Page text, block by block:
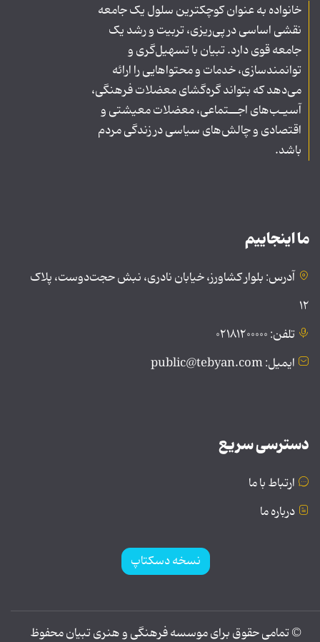
خانواده به عنوان کوچکترین سلول یک جامعه
نقشی اساسی در پی‌ریزی، تربیت و رشد یک
جامعه قوی دارد. تبیان با تسهیل‌گری و
توانمندسازی، خدمات و محتواهایی را ارائه
می‌دهد که بتواند گره‌گشای معضلات فرهنگی،
آسیـب‌های اجــتماعی، معضلات معیشتی و
اقتصادی و چالش‌های سیاسی در زندگی مردم
باشد.
ما اینجاییم
آدرس: بلوار کشاورز، خیابان نادری، نبش حجت‌دوست، پلاک
۱۲
تلفن: ۰۲۱۸۱۲۰۰۰۰۰
ایمیل: public@tebyan.com
دسترسی سریع
ارتباط با ما
درباره ما
نسخه دسکتاپ
© تمامی حقوق برای موسسه فرهنگی و هنری تبیان محفوظ